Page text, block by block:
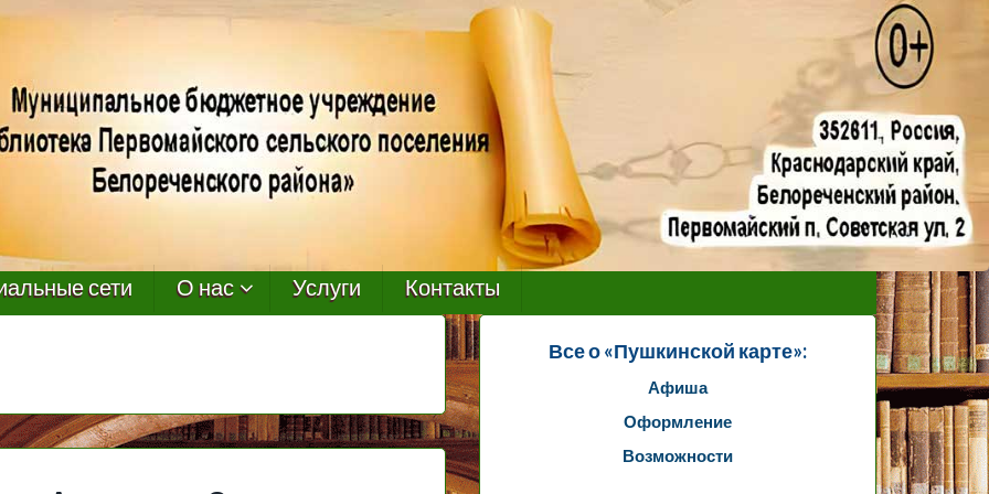
сети О нас Услуги Контакты
Все о «Пушкинской карте»:
Афиша
Оформление
Возможности